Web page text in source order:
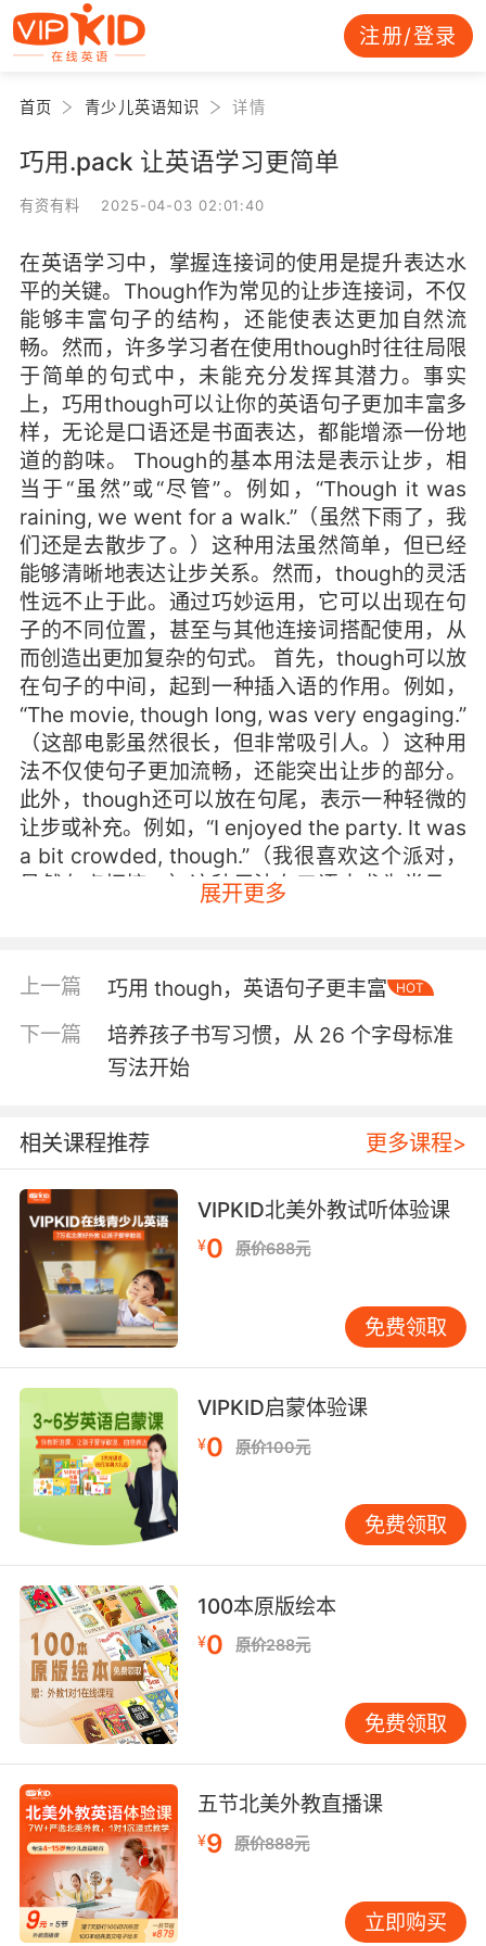
注册/登录
首页 青少儿英语知识 详情
巧用.pack 让英语学习更简单
有资有料 2025-04-03 02:01:40
在英语学习中，掌握连接词的使用是提升表达水
平的关键。Though作为常见的让步连接词，不仅
能够丰富句子的结构，还能使表达更加自然流
畅。然而，许多学习者在使用though时往往局限
于简单的句式中，未能充分发挥其潜力。事实
上，巧用though可以让你的英语句子更加丰富多
样，无论是口语还是书面表达，都能增添一份地
道的韵味。 Though的基本用法是表示让步，相
当于“虽然”或“尽管”。例如，“Though it was
raining, we went for a walk.”（虽然下雨了，我
们还是去散步了。）这种用法虽然简单，但已经
能够清晰地表达让步关系。然而，though的灵活
性远不止于此。通过巧妙运用，它可以出现在句
子的不同位置，甚至与其他连接词搭配使用，从
而创造出更加复杂的句式。 首先，though可以放
在句子的中间，起到一种插入语的作用。例如，
“The movie, though long, was very engaging.”
（这部电影虽然很长，但非常吸引人。）这种用
法不仅使句子更加流畅，还能突出让步的部分。
此外，though还可以放在句尾，表示一种轻微的
让步或补充。例如，“I enjoyed the party. It was
a bit crowded, though.”（我很喜欢这个派对，
虽然有点拥挤。）这种用法在口语中尤为常见，
能够使表达更加自然。 其次，though可以与其他
如，“Even though it was late, she decided to
finish the project.”（尽管已经很晚了，她还是决
定完成这个项目。）这里的“even though”比单独
的“though”更加强调让步的语气。类似地，
“Although though”也可以用于表示更强的对比关
continued to work.”（尽管他很累，他还是继续
工作。）这种搭配不仅丰富了句子的结构，还能
使表达更加精确。 此外，though还可以用于非正
式的口语中，表示一种转折或补充。例如，“I
don’t usually like spicy food. This dish is
pretty good, though.”（我通常不喜欢辣的食
物，不过这道菜还不错。）这种用法在口语中非
常常见，能够使对话更加生动有趣。通过灵活运
用though，你可以在不同的语境中表达出更加丰
富的含义。 Though的灵活性还体现在它与其他
语法结构的结合上。例如，它可以与分词结构搭
配使用，使句子更加简洁。例如，“Though tired,
he continued to work.”（虽然很累，他还是继续
工作。）这种用法不仅使句子更加紧凑，还能突
出主要信息。此外，though还可以与虚拟语气结
合，表达一种假设的让步。例如，“Though he
were to apologize, I wouldn’t forgive him.”
（即使他道歉，我也不会原谅他。）这种用法能
够使表达更加生动有力。 在实际应用中，though
的灵活运用不仅能够提升句子的丰富性，还能使
表达更加地道。例如，在写作中，通过使用
though，你可以更好地组织句子的逻辑结构，使
文章更加连贯。在口语中，though的使用能够使
对话更加自然流畅，增强交流的效果。因此，掌
握though的多种用法，对于提升英语表达能力具
有重要意义。 为了更好地掌握though的用法，建
议学习者多进行实践练习。例如，可以尝试在写
作中运用though，观察它在不同位置和搭配中的
效果。此外，在口语练习中，可以尝试使用
展开更多
上一篇 巧用 though，英语句子更丰富 HOT
下一篇
培养孩子书写习惯，从 26 个字母标准
写法开始
相关课程推荐 更多课程>
VIPKID北美外教试听体验课
¥0 原价688元
免费领取
VIPKID启蒙体验课
¥0 原价100元
免费领取
100本原版绘本
¥0 原价288元
免费领取
五节北美外教直播课
¥9 原价888元
立即购买